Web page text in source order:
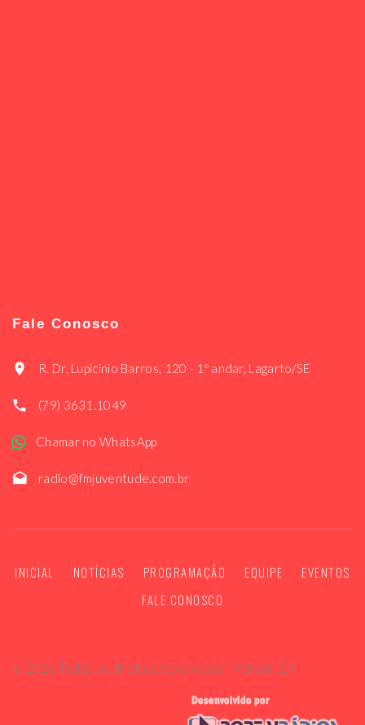
Fale Conosco
R. Dr. Lupicinio Barros, 120 - 1º andar, Lagarto/SE
(79) 3631.1049
Chamar no WhatsApp
radio@fmjuventude.com.br
INICIAL NOTÍCIAS PROGRAMAÇÃO EQUIPE
EVENTOS
FALE CONOSCO
© 2026 Todos os direitos reservados - Versão 2.4